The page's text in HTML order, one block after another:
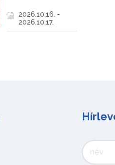
2026.10.16. -
2026.10.17.